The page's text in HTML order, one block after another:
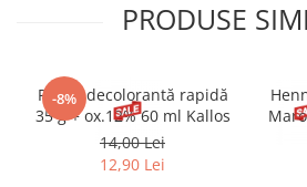
PRODUSE
-8%
Pudră decolorantă rapidă
35 g + ox.12% 60 ml Kallos
14,00 Lei
12,90 Lei